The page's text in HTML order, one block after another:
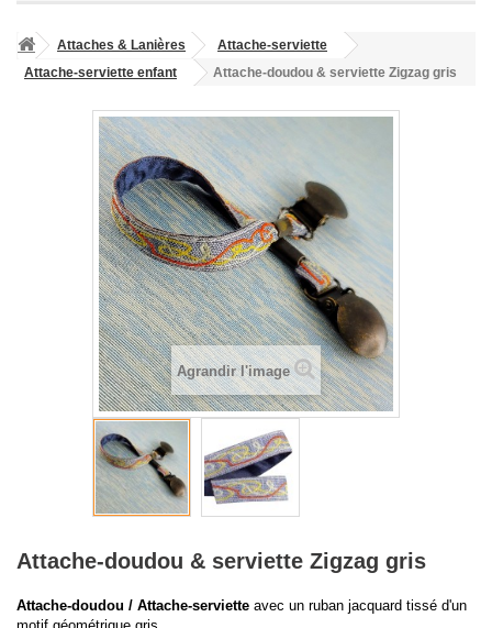
Attaches & Lanières
Attache-serviette
Attache-serviette enfant
Attache-doudou & serviette Zigzag gris
Agrandir l'image
Attache-doudou & serviette Zigzag gris
Attache-doudou / Attache-serviette avec un ruban jacquard tissé d'un